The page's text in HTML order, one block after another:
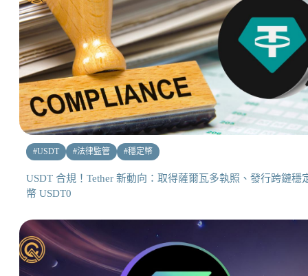
#USDT #法律監管 #穩定幣
USDT 合規！Tether 新動向：取得薩爾瓦多執照、發行跨鏈穩
幣 USDT0